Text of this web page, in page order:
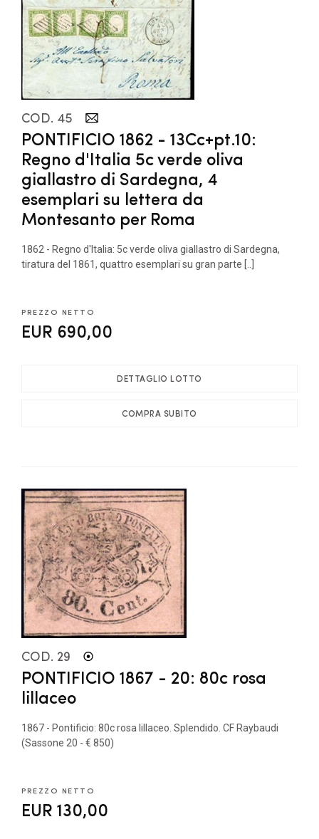
COD. 45
PONTIFICIO 1862 - 13Cc+pt.10:
Regno d'Italia 5c verde oliva
giallastro di Sardegna, 4
esemplari su lettera da
Montesanto per Roma
1862 - Regno d'Italia: 5c verde oliva giallastro di Sardegna,
tiratura del 1861, quattro esemplari su gran parte [..]
PREZZO NETTO
EUR 690,00
DETTAGLIO LOTTO
COMPRA SUBITO
COD. 29
PONTIFICIO 1867 - 20: 80c rosa
lillaceo
1867 - Pontificio: 80c rosa lillaceo. Splendido. CF Raybaudi
(Sassone 20 - € 850)
PREZZO NETTO
EUR 130,00